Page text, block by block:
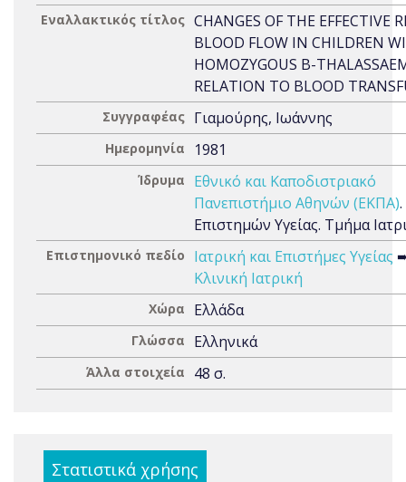
Εναλλακτικός τίτλος CHANGES OF THE EFFECTIVE
BLOOD FLOW IN CHILDREN
HOMOZYGOUS B-
RELATION TO BLOOD
Συγγραφέας Γιαμούρης, Ιωάννης
Ημερομηνία 1981
Ίδρυμα
Εθνικό και Καποδιστριακό
Πανεπιστήμιο Αθηνών (ΕΚΠΑ)
Επιστημών Υγείας. Τμήμα
Επιστημονικό πεδίο Ιατρική και Επιστήμες Υγείας
Κλινική Ιατρική
Χώρα Ελλάδα
Γλώσσα Ελληνικά
Άλλα στοιχεία 48 σ.
Στατιστικά χρήσης